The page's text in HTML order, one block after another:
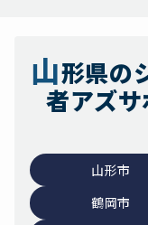
山形県の
者アズ
山形市
鶴岡市